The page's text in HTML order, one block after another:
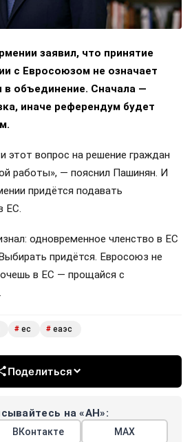
заявил, что принятие
с Евросоюзом не означает
в объединение. Сначала —
иначе референдум будет
этот вопрос на решение граждан
работы», — пояснил Пашинян. И
придётся подавать
ЕС.
одновременное членство в ЕС
придётся. Евросоюз не
в ЕС — прощайся с
# ес # еаэс
Поделиться
на «АН»:
ВКонтакте МАХ